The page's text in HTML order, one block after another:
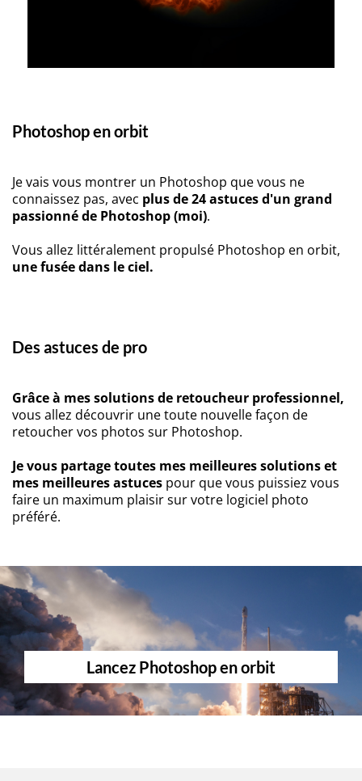
Photoshop en orbit
Je vais vous montrer un Photoshop que vous ne
connaissez pas, avec plus de 24 astuces d'un grand
passionné de Photoshop (moi).
Vous allez littéralement propulsé Photoshop en orbit,
une fusée dans le ciel.
Des astuces de pro
Grâce à mes solutions de retoucheur professionnel,
vous allez découvrir une toute nouvelle façon de
retoucher vos photos sur Photoshop.
Je vous partage toutes mes meilleures solutions et
mes meilleures astuces pour que vous puissiez vous
faire un maximum plaisir sur votre logiciel photo
préféré.
Lancez Photoshop en orbit